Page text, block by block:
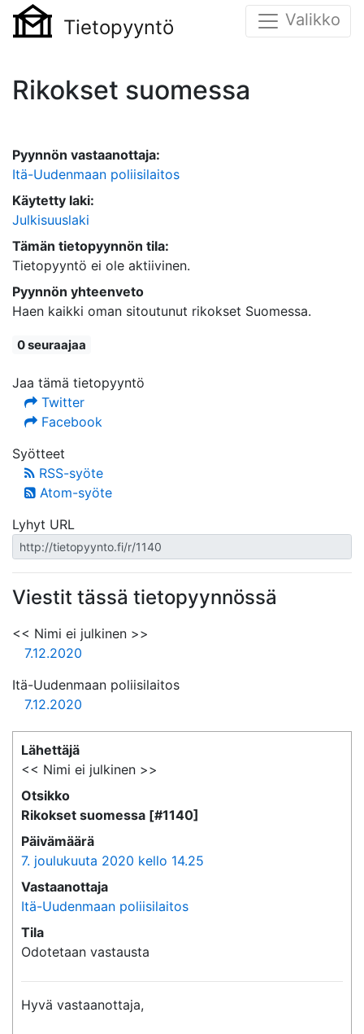
Tietopyyntö Valikko
Rikokset suomessa
Pyynnön vastaanottaja:
Itä-Uudenmaan poliisilaitos
Käytetty laki:
Julkisuuslaki
Tämän tietopyynnön tila:
Tietopyyntö ei ole aktiivinen.
Pyynnön yhteenveto
Haen kaikki oman sitoutunut rikokset Suomessa.
0 seuraajaa
Jaa tämä tietopyyntö
Twitter
Facebook
Syötteet
RSS-syöte
Atom-syöte
Lyhyt URL
Viestit tässä tietopyynnössä
<< Nimi ei julkinen >>
7.12.2020
Itä-Uudenmaan poliisilaitos
7.12.2020
Lähettäjä
<< Nimi ei julkinen >>
Otsikko
Rikokset suomessa [#1140]
Päivämäärä
7. joulukuuta 2020 kello 14.25
Vastaanottaja
Itä-Uudenmaan poliisilaitos
Tila
Odotetaan vastausta
Hyvä vastaanottaja,